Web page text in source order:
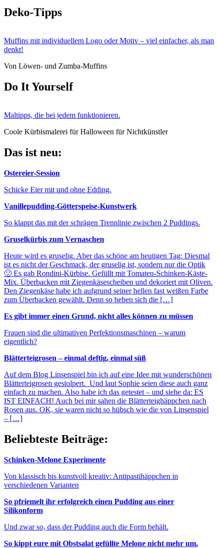
Deko-Tipps
Muffins mit individuellem Logo oder Motiv – viel einfacher, als man
denkt!
Von Löwen- und Zumba-Muffins
Do It Yourself
Maltipps, die bei jedem funktionieren.
Coole Kürbismalerei für Halloween für Nichtkünstler
Das ist neu:
Ostereier-Session
Schicke Eier mit und ohne Edding.
Vanillepudding-Götterspeise-Kunstwerk
So klappt das mit der schrägen Trennlinie zwischen 2 Puddings.
Gruselkürbis zum Vernaschen
Heute wird es gruselig. Aber das schöne am heutigen Tag: Diesmal
ist es nicht der Geschmack, der gruselig ist, sondern nur die Optik
🙂 Es gab Rondini-Kürbise. Gefüllt mit Tomaten-Schinken-Käste-
Mix. Überbacken mit Ziegenkäsescheiben und dekoriert mit Oliven.
Den Ziegenkäse habe ich aufgrund seiner hellen fast weißen Farbe
zum Überbacken gewählt. Denn so heben sich die […]
Es gibt immer einen Grund, nicht alles können zu müssen
Frauen sind die ultimativen Perfektionsmaschinen – warum
eigentlich?
Blätterteigrosen – einmal deftig, einmal süß
Auf dem Blog Linsenspiel bin ich auf eine Idee mit wunderschönen
Blätterteigrosen gestolpert. Und laut Sophie seien diese auch ganz
einfach zu machen. Also habe ich das getestet – und siehe da: ES
IST EINFACH! Auch bei mir sahen die Blätterteighäppchen nach
Rosen aus. OK, sie waren nicht so hübsch wie die von Linsenspiel
– […]
Beliebteste Beiträge:
Schinken-Melone Experimente
Von klassisch bis kunstvoll kreativ: Antipastihäppchen in
verschiedenen Varianten
So pfriemelt ihr erfolgreich einen Pudding aus einer
Silikonform
Und zwar so, dass der Pudding auch die Form behält.
So kippt eure mit Obstsalat gefüllte Melone nicht mehr um.